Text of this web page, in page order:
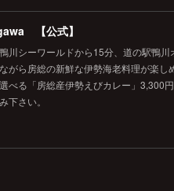
【公式】
川シーワールドから15分、道の駅鴨
がら房総の新鮮な伊勢海老料理が楽
べる「房総産伊勢えびカレー」3,300
下さい。